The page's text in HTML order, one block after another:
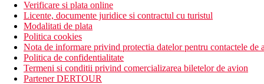
situat pe piloni deasupra apei
suplimentar un tratament SPA gratuit de 30 de minute
cos cu fructe in camera la sosire
Descrierea hotelului
receptie
1 restaurant
3 baruri
Verificare si plata online
Licente, documente juridice si contractul cu turistul
Modalitati de plata
Politica cookies
Nota de informare privind protectia datelor pentru contactele de
Politica de confidentialitate
Termeni si conditii privind comercializarea biletelor de avion
Partener DERTOUR